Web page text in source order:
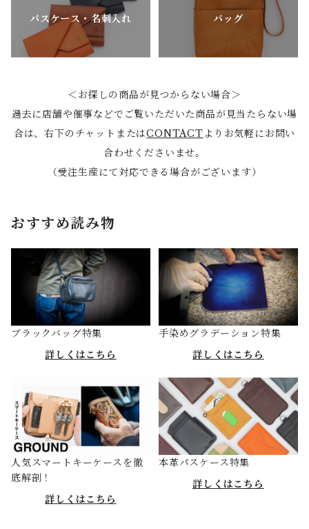
パスケース・名刺入れ バッグ
＜お探しの商品が見つからない場合＞
過去に店舗や催事などでご覧いただいた商品が見当たらない場
合は、右下のチャットまたはCONTACT よりお気軽にお問い
合わせくださいませ。
（受注生産にて対応できる場合がございます）
おすすめ読み物
ブラックバッグ特集
詳しくはこちら
手染めグラデーション特集
詳しくはこちら
人気スマートキーケースを徹
底解剖！
詳しくはこちら
本革パスケース特集
詳しくはこちら